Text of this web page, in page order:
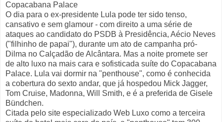
Copacabana Palace
O dia para o ex-presidente Lula pode ter sido tenso,
cansativo e sem glamour - com direito a uma série de
ataques ao candidato do PSDB à Presidência, Aécio Neves
("filhinho de papai"), durante um ato de campanha pró-
Dilma no Calçadão de Alcântara. Mas a noite promete ser
de alto luxo na mais cara e sofisticada suíte do Copacabana
Palace. Lula vai dormir na "penthouse", como é conhecida
a cobertura do sexto andar, que já hospedou Mick Jagger,
Tom Cruise, Madonna, Will Smith, e é a preferida de Gisele
Bündchen.
Citada pelo site especializado Web Luxo como a terceira